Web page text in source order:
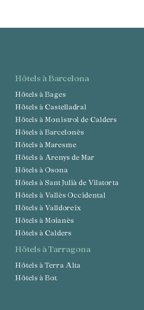
hôtels à Barcelona
Hôtels à Bages
Hôtels à Castelladral
Hôtels à Monistrol de Calders
Hôtels à Barcelonès
Hôtels à Maresme
Hôtels à Arenys de Mar
Hôtels à Osona
Hôtels à Sant Julià de Vilatorta
Hôtels à Vallès Occidental
Hôtels à Valldoreix
Hôtels à Moianès
Hôtels à Calders
hôtels à Tarragona
Hôtels à Terra Alta
Hôtels à Bot